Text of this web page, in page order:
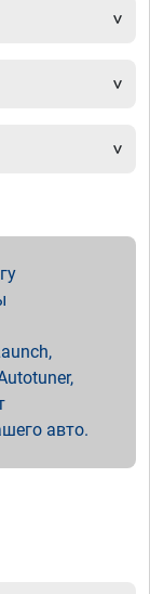
авто.